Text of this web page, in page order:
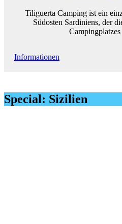
Tiliguerta Camping ist ein
Südosten Sardiniens, der
Informationen
Special: Sizilien